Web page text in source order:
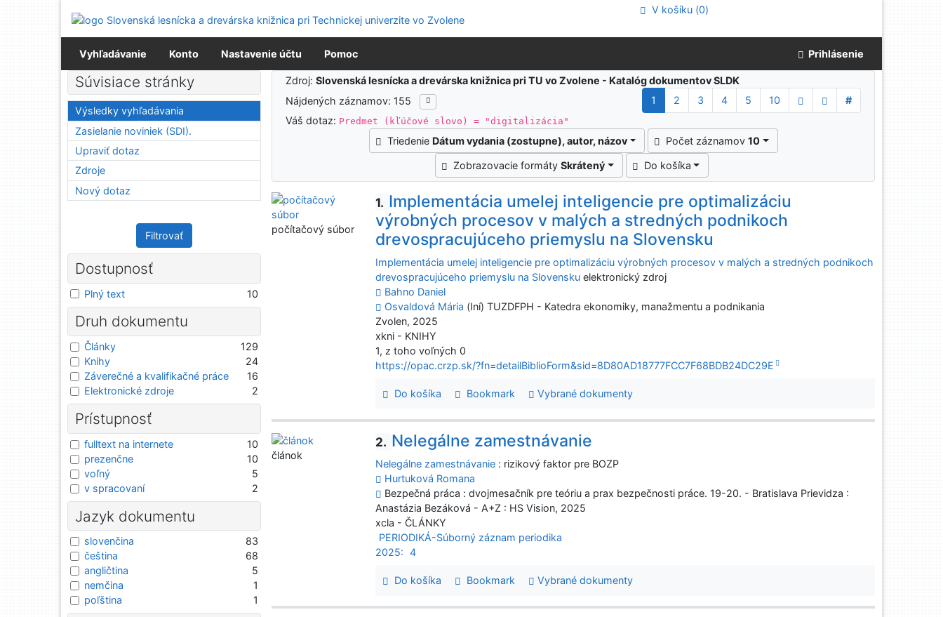
Prejsť na menu
Prehlásenie o webovej prístupnosti
V košíku (0)
Vyhľadávanie Konto Nastavenie účtu Pomoc Prihlásenie
Výsledky vyhľadávania
Zdroj:Slovenská lesnícka a drevárska knižnica pri TU vo Zvolene - Katalóg dokumentov SLDK
Nájdených záznamov: 155
1 2 3 4 5 10
#
Váš dotaz: Predmet (kľúčové slovo) = "digitalizácia"
Triedenie Dátum vydania (zostupne), autor, názov Počet záznamov10
Zobrazovacie formátySkrátený Do košíka
1. Implementácia umelej inteligencie pre optimalizáciu
výrobných procesov v malých a stredných podnikoch
drevospracujúceho priemyslu na Slovensku
Implementácia umelej inteligencie pre optimalizáciu výrobných procesov v malých a stredných podnikoch
drevospracujúceho priemyslu na Slovensku elektronický zdroj
Bahno Daniel
Osvaldová Mária (Iní) TUZDFPH - Katedra ekonomiky, manažmentu a podnikania
Zvolen, 2025
xkni - KNIHY
1, z toho voľných 0
https://opac.crzp.sk/?fn=detailBiblioForm&sid=8D80AD18777FCC7F68BDB24DC29E
Do košíka Bookmark Vybrané dokumenty
počítačový súbor
2. Nelegálne zamestnávanie
Nelegálne zamestnávanie : rizikový faktor pre BOZP
Hurtuková Romana
Bezpečná práca : dvojmesačník pre teóriu a prax bezpečnosti práce. 19-20. - Bratislava Prievidza :
Anastázia Bezáková - A+Z : HS Vision, 2025
xcla - ČLÁNKY
PERIODIKÁ-Súborný záznam periodika
2025:
4
Do košíka Bookmark Vybrané dokumenty
článok
Súvisiace stránky
Výsledky vyhľadávania
Zasielanie noviniek (SDI).
Upraviť dotaz
Zdroje
Nový dotaz
Filtrovať
Dostupnosť
Plný text 10
Druh dokumentu
Články
129
Knihy
24
Záverečné a kvalifikačné práce
16
Elektronické zdroje
2
Prístupnosť
fulltext na internete
10
prezenčne
10
voľný
5
v spracovaní
2
Jazyk dokumentu
slovenčina
83
čeština
68
angličtina
5
nemčina
1
poľština
1